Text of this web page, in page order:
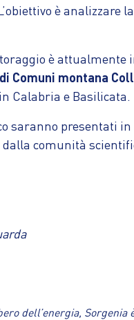
è
è attualmente
Comuni montana
Calabria e Basilicata.
saranno presentati
comunità
dell’energia,